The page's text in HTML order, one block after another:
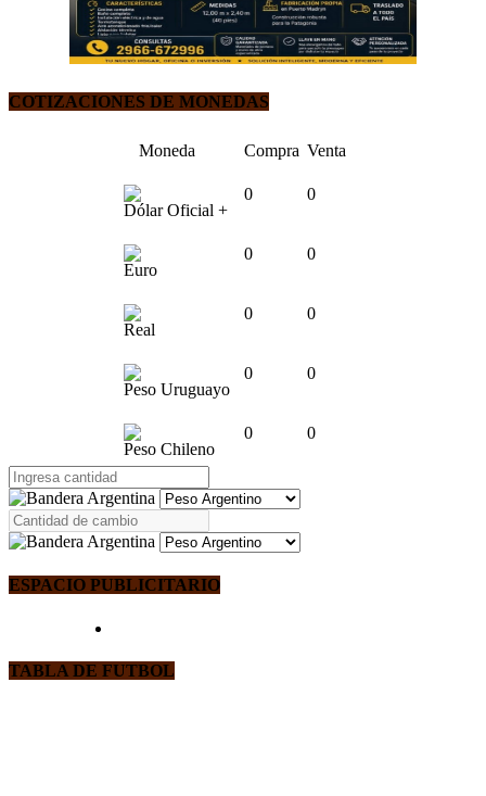
COTIZACIONES DE MONEDAS
Moneda Compra Venta
Dólar Oficial +
0 0
Euro
0 0
Real
0 0
Peso Uruguayo
0 0
Peso Chileno
0 0
ESPACIO PUBLICITARIO
TABLA DE FUTBOL